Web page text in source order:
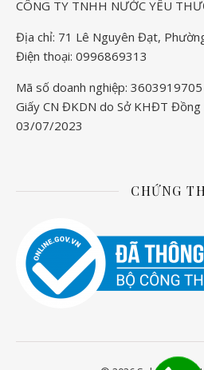
CÔNG TY TNHH NƯỚC YÊU
Địa chỉ: 71 Lê Nguyên Đạt,
Điện thoại: 0996869313
Mã số doanh nghiệp: 3603919705
Giấy CN ĐKDN do Sở KHĐT Đồng
03/07/2023
CHỨNG